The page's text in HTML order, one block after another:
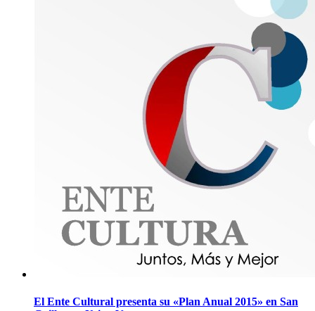
El Ente Cultural presenta su «Plan Anual 2015» en San